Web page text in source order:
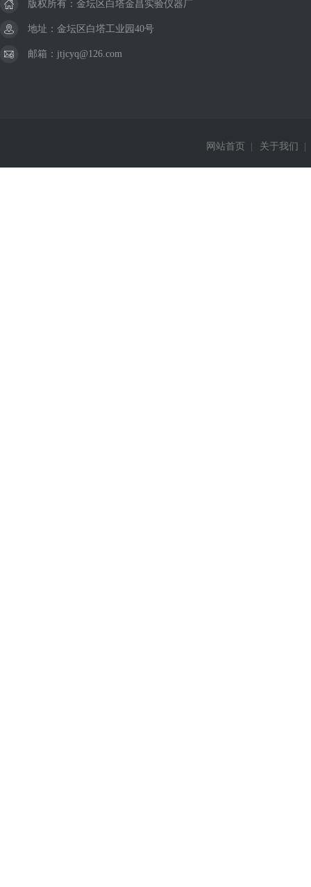
版权所有：金坛区白塔金昌实验仪器厂
地址：金坛区白塔工业园40号
邮箱：jtjcyq@126.com
网站首页 关于我们